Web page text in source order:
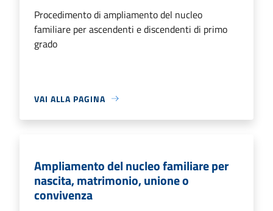
Procedimento di ampliamento del nucleo
familiare per ascendenti e discendenti di primo
grado
VAI ALLA PAGINA
Ampliamento del nucleo familiare per
nascita, matrimonio, unione o
convivenza